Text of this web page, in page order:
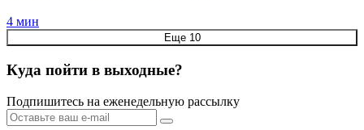
4 мин
Еще 10
Куда пойти в выходные?
Подпишитесь на еженедельную рассылку